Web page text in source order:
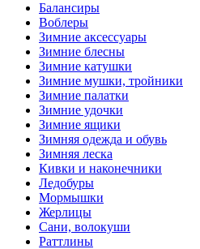
Балансиры
Воблеры
Зимние аксессуары
Зимние блесны
Зимние катушки
Зимние мушки, тройники
Зимние палатки
Зимние удочки
Зимние ящики
Зимняя одежда и обувь
Зимняя леска
Кивки и наконечники
Ледобуры
Мормышки
Жерлицы
Сани, волокуши
Раттлины